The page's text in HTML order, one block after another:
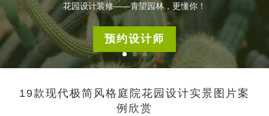
花园设计装修——青望园林，更懂你！
预约设计师
19款现代极简风格庭院花园设计实景图片案
例欣赏